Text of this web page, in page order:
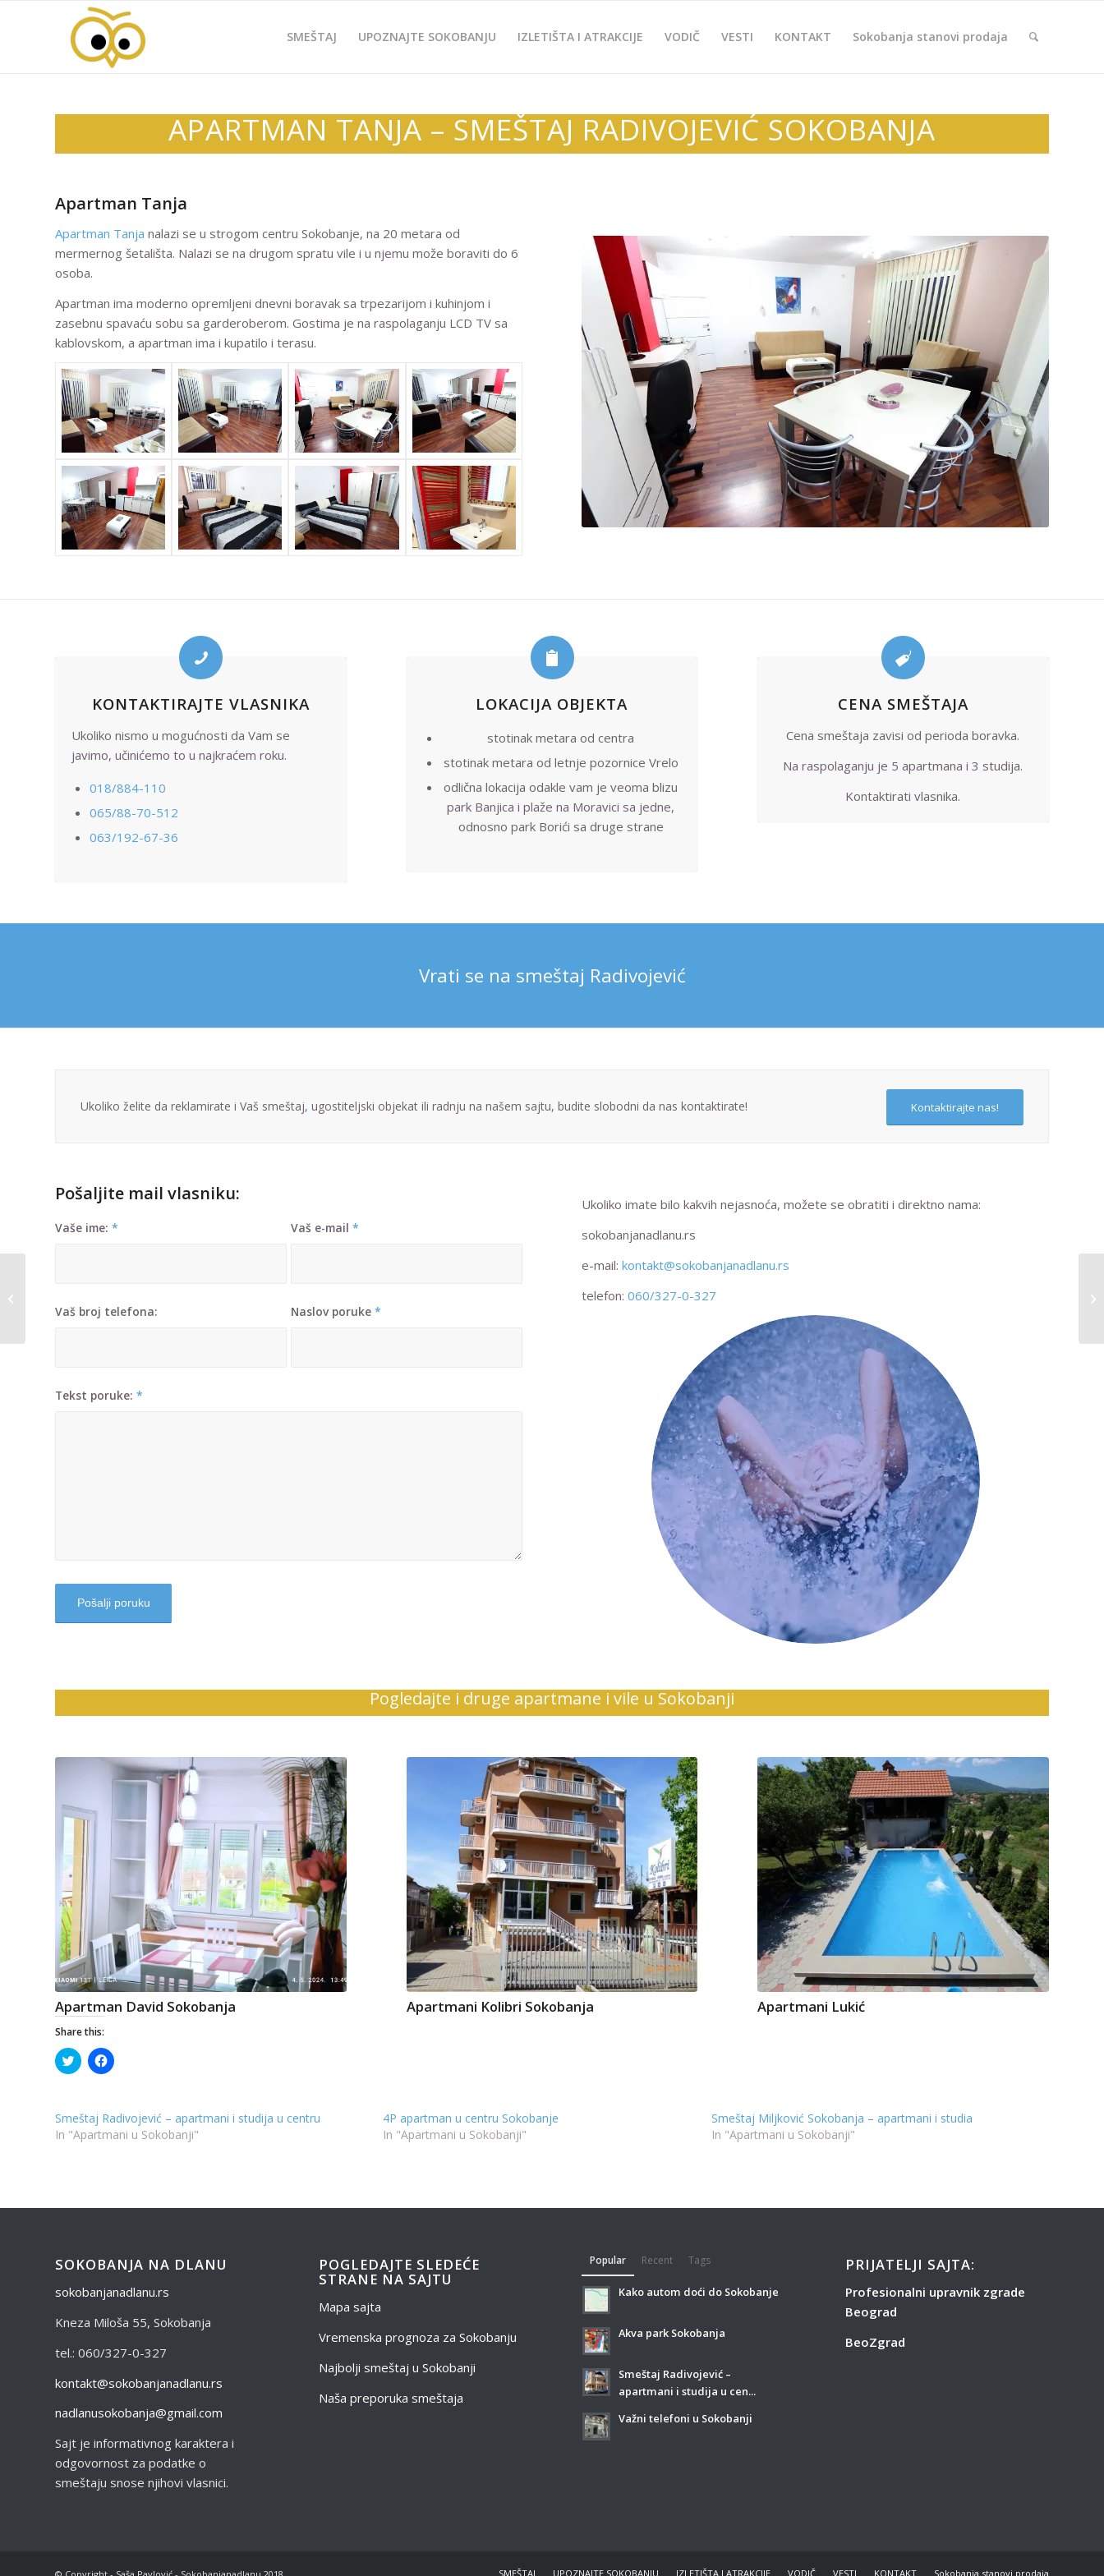
SMEŠTAJ UPOZNAJTE SOKOBANJU IZLETIŠTA I ATRAKCIJE VODIČ VESTI KONTAKT Sokobanja stanovi prodaja
APARTMAN TANJA – SMEŠTAJ RADIVOJEVIĆ SOKOBANJA
Apartman Tanja
Apartman Tanja nalazi se u strogom centru Sokobanje, na 20 metara od
mermernog šetališta. Nalazi se na drugom spratu vile i u njemu može boraviti do 6
osoba.
Apartman ima moderno opremljeni dnevni boravak sa trpezarijom i kuhinjom i
zasebnu spavaću sobu sa garderoberom. Gostima je na raspolaganju LCD TV sa
kablovskom, a apartman ima i kupatilo i terasu.
KONTAKTIRAJTE VLASNIKA
Ukoliko nismo u mogućnosti da Vam se
javimo, učinićemo to u najkraćem roku.
018/884-110
065/88-70-512
063/192-67-36
LOKACIJA OBJEKTA
stotinak metara od centra
stotinak metara od letnje pozornice Vrelo
odlična lokacija odakle vam je veoma blizu
park Banjica i plaže na Moravici sa jedne,
odnosno park Borići sa druge strane
CENA SMEŠTAJA
Cena smeštaja zavisi od perioda boravka.
Na raspolaganju je 5 apartmana i 3 studija.
Kontaktirati vlasnika.
Vrati se na smeštaj Radivojević
Ukoliko želite da reklamirate i Vaš smeštaj, ugostiteljski objekat ili radnju na našem sajtu, budite slobodni da nas kontaktirate! Kontaktirajte nas!
Pošaljite mail vlasniku:
Vaše ime: * Vaš e-mail*
Vaš broj telefona: Naslov poruke*
Tekst poruke: *
Ukoliko imate bilo kakvih nejasnoća, možete se obratiti i direktno nama:
sokobanjanadlanu.rs
e-mail:kontakt@sokobanjanadlanu.rs
telefon:060/327-0-327
Pogledajte i druge apartmane i vile u Sokobanji
Apartman David Sokobanja Apartmani Kolibri Sokobanja Apartmani Lukić
Share this:
Click
to
(Opens
in
new
window)
Click
to
(Opens
in
new
window)
Smeštaj Radivojević – apartmani i studija u centru
In "Apartmani u Sokobanji"
4P apartman u centru Sokobanje
In "Apartmani u Sokobanji"
Smeštaj Miljković Sokobanja – apartmani i studia
In "Apartmani u Sokobanji"
SOKOBANJA NA DLANU
sokobanjanadlanu.rs
Kneza Miloša 55, Sokobanja
tel.: 060/327-0-327
kontakt@sokobanjanadlanu.rs
nadlanusokobanja@gmail.com
Sajt je informativnog karaktera i
odgovornost za podatke o
smeštaju snose njihovi vlasnici.
POGLEDAJTE SLEDEĆE
STRANE NA SAJTU
Mapa sajta
Vremenska prognoza za Sokobanju
Najbolji smeštaj u Sokobanji
Naša preporuka smeštaja
Popular Recent Tags
Kako autom doći do Sokobanje
Akva park Sokobanja
Smeštaj Radivojević –
apartmani i studija u cen...
Važni telefoni u Sokobanji
PRIJATELJI SAJTA:
Profesionalni upravnik zgrade
Beograd
BeoZgrad
SMEŠTAJ UPOZNAJTE SOKOBANJU IZLETIŠTA I ATRAKCIJE VODIČ VESTI KONTAKT Sokobanja stanovi prodaja